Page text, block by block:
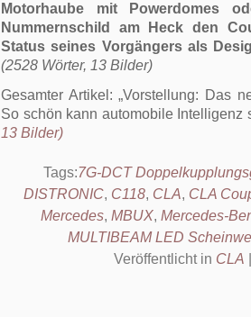
Motorhaube mit Powerdomes
Nummernschild am Heck den
Status seines Vorgängers als
(2528 Wörter, 13 Bilder)
Gesamter Artikel: Vorstellung: Das
So schön kann automobile Intelligenz
13 Bilder)
Tags:7G-DCT
DISTRONIC, C118, CLA, CLA
Mercedes, MBUX, Mercedes-
MULTIBEAM LED
Veröffentlicht in CLA